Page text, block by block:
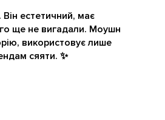
естетичний, має
ще не вигадали. Моушн
використовує лише
сяяти. ✨